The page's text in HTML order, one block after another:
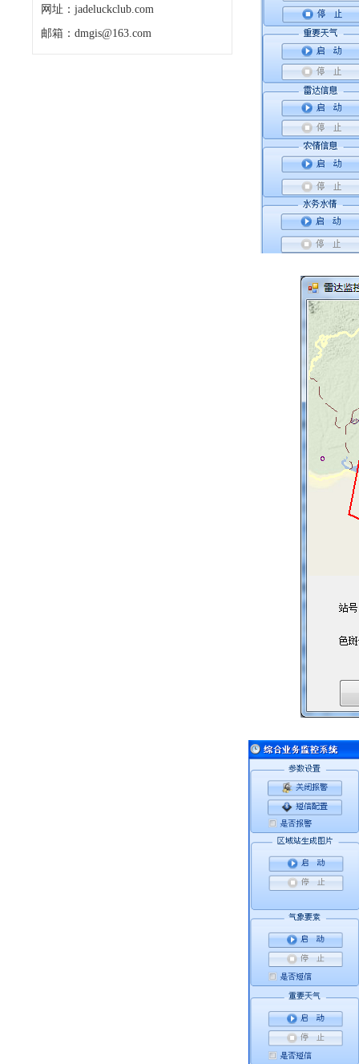
网址：jadeluckclub.com
邮箱：dmgis@163.com